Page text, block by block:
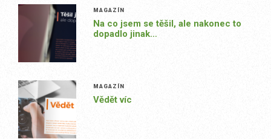
MAGAZÍN
Na co jsem se těšil, ale nakonec to
dopadlo jinak…
MAGAZÍN
Vědět víc